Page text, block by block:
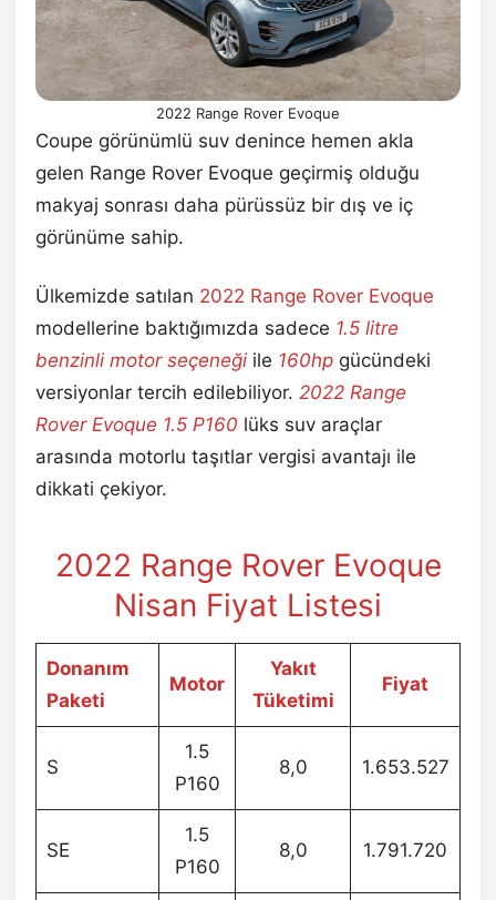
2022 Range Rover Evoque
Coupe görünümlü suv denince hemen akla
gelen Range Rover Evoque geçirmiş olduğu
makyaj sonrası daha pürüssüz bir dış ve iç
görünüme sahip.
Ülkemizde satılan 2022 Range Rover Evoque
modellerine baktığımızda sadece 1.5 litre
benzinli motor seçeneği ile 160hp gücündeki
versiyonlar tercih edilebiliyor. 2022 Range
Rover Evoque 1.5 P160 lüks suv araçlar
arasında motorlu taşıtlar vergisi avantajı ile
dikkati çekiyor.
2022 Range Rover Evoque
Nisan Fiyat Listesi
Donanım
Paketi
Motor
Yakıt
Tüketimi
Fiyat
S
1.5
P160
8,0 1.653.527
SE
1.5
P160
8,0 1.791.720